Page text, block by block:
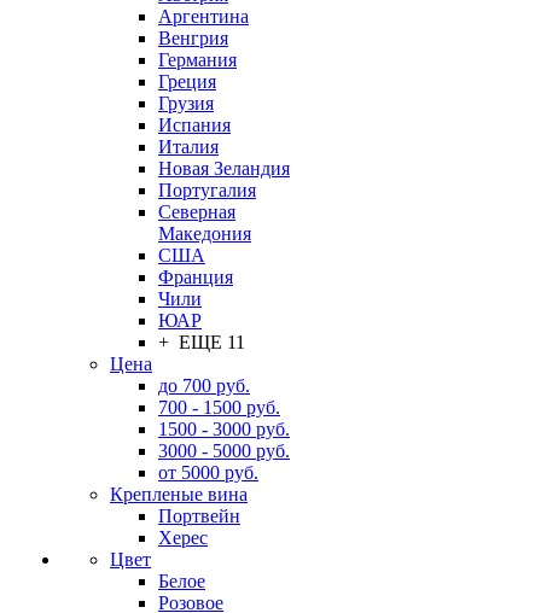
Аргентина
Венгрия
Германия
Греция
Грузия
Испания
Италия
Новая Зеландия
Португалия
Северная
Македония
США
Франция
Чили
ЮАР
+ ЕЩЕ 11
Цена
до 700 руб.
700 - 1500 руб.
1500 - 3000 руб.
3000 - 5000 руб.
от 5000 руб.
Крепленые вина
Портвейн
Херес
Цвет
Белое
Розовое